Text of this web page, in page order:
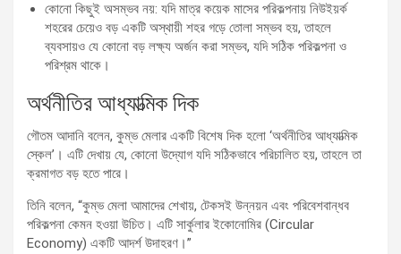
কোনো কিছুই অসম্ভব নয়: যদি মাত্র কয়েক মাসের পরিকল্পনায় নিউইয়র্ক
শহরের চেয়েও বড় একটি অস্থায়ী শহর গড়ে তোলা সম্ভব হয়, তাহলে
ব্যবসায়ও যে কোনো বড় লক্ষ্য অর্জন করা সম্ভব, যদি সঠিক পরিকল্পনা ও
পরিশ্রম থাকে।
অর্থনীতির আধ্যাত্মিক দিক
গৌতম আদানি বলেন, কুম্ভ মেলার একটি বিশেষ দিক হলো ‘অর্থনীতির আধ্যাত্মিক
স্কেল’। এটি দেখায় যে, কোনো উদ্যোগ যদি সঠিকভাবে পরিচালিত হয়, তাহলে তা
ক্রমাগত বড় হতে পারে।
তিনি বলেন, “কুম্ভ মেলা আমাদের শেখায়, টেকসই উন্নয়ন এবং পরিবেশবান্ধব
পরিকল্পনা কেমন হওয়া উচিত। এটি সার্কুলার ইকোনোমির (Circular
Economy) একটি আদর্শ উদাহরণ।”